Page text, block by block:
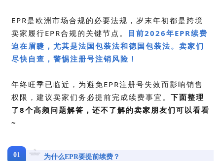
EPR是欧洲市场合规的必要法规，岁末年初都是跨境
卖家履行EPR合规的关键节点。 目前2026年EPR续费
迫在眉睫， 尤其是法国包装法和德国包装法。卖家们
尽快自查，警惕注册号注销风险！
年终旺季已临近，为避免EPR注册号失效而影响销售
权限，建议卖家们务必提前完成续费事宜 。 下面整理
了8个高频问题解答，还不了解的卖家朋友们可以看看
~
01 为什么EPR要提前续费？